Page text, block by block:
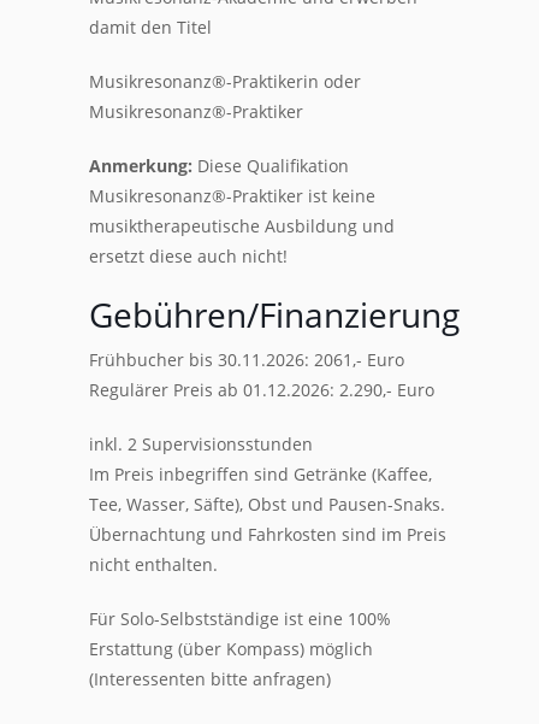
damit den Titel
Musikresonanz®-Praktikerin oder
Musikresonanz®-Praktiker
Anmerkung: Diese Qualifikation
Musikresonanz®-Praktiker ist keine
musiktherapeutische Ausbildung und
ersetzt diese auch nicht!
Gebühren/Finanzierung
Frühbucher bis 30.11.2026: 2061,- Euro
Regulärer Preis ab 01.12.2026: 2.290,- Euro
inkl. 2 Supervisionsstunden
Im Preis inbegriffen sind Getränke (Kaffee,
Tee, Wasser, Säfte), Obst und Pausen-Snaks.
Übernachtung und Fahrkosten sind im Preis
nicht enthalten.
Für Solo-Selbstständige ist eine 100%
Erstattung (über Kompass) möglich
(Interessenten bitte anfragen)